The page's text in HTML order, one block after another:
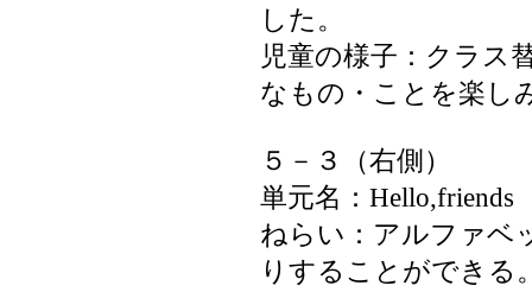
した。
児童の様子：クラス
なもの・ことを楽し
５－３（右側）
単元名：Hello,friends
ねらい：アルファベ
りすることができる